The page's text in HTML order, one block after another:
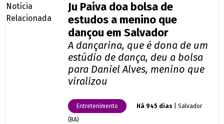
Ju Paiva doa bolsa de
estudos a menino que
dançou em Salvador
A dançarina, que é dona de um
estúdio de dança, deu a bolsa
para Daniel Alves, menino que
viralizou
Entretenimento Há 945 dias | Salvador
(BA)